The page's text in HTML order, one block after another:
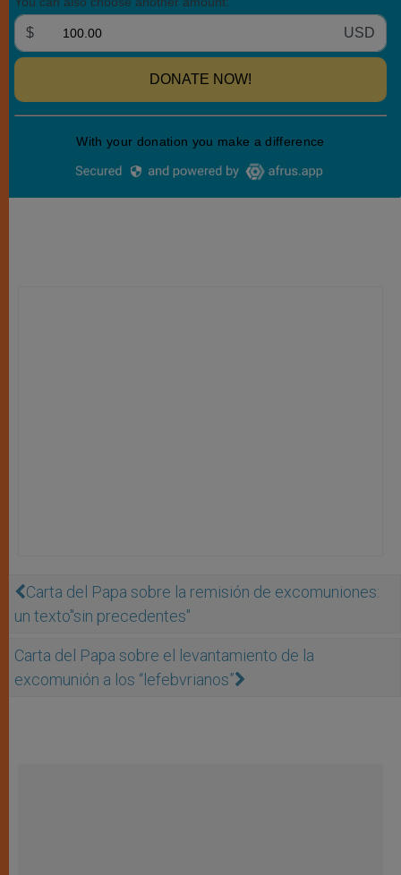
Carta del Papa sobre la remisión de excomuniones:
un texto"sin precedentes"
Carta del Papa sobre el levantamiento de la
excomunión a los “lefebvrianos”